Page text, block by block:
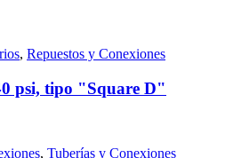
, Repuestos y Conexiones
psi, tipo "Square D"
, Tuberías y Conexiones